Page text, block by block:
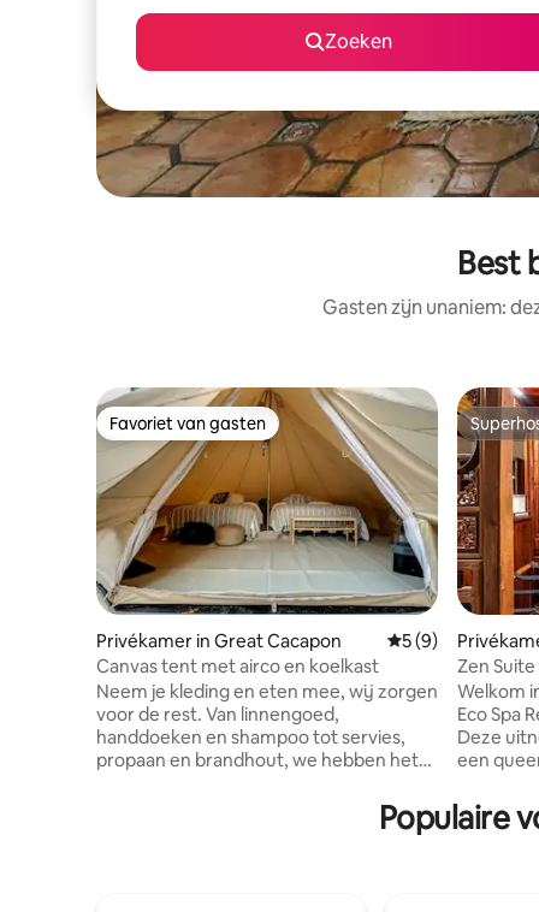
Zoeken
Best
Gasten zijn unaniem:
Favoriet van gasten
Favoriet van gasten
Privékamer in Great Cacapon Gemiddelde
5 (9)
Canvas tent met airco en koelkast
Neem je kleding en eten mee, wij zorgen
voor de rest. Van linnengoed,
handdoeken en shampoo tot servies,
propaan en brandhout, we hebben het
gelegenheid gebruik om dit de meest
ontspannende glampingreis van je leven
Zen
Retreat
Welkom
Eco Spa
Deze
een
een
bed,
Populaire